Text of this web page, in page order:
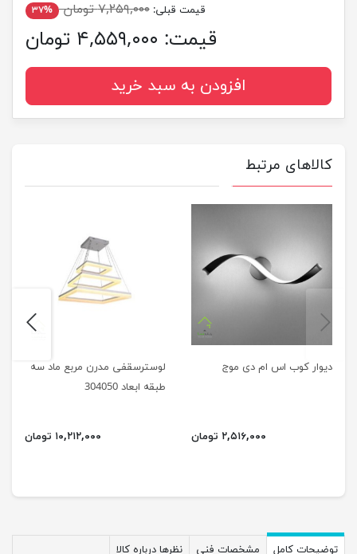
قیمت قبلی: ۷,۲۵۹,۰۰۰ تومان ۳۷%
قیمت: ۴,۵۵۹,۰۰۰ تومان
افزودن به سبد خرید
کالاهای مرتبط
دیوار کوب اس ام دی موج
۲,۵۱۶,۰۰۰ تومان
لوسترسقفی مدرن مربع ماد سه
طبقه ابعاد 304050
۱۰,۲۱۲,۰۰۰ تومان
previus
توضیحات کامل مشخصات فنی نظرها درباره کالا